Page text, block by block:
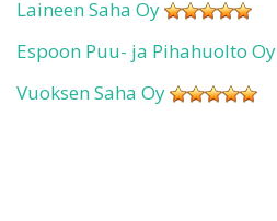
Laineen Saha Oy
Espoon Puu- ja Pihahuolto Oy
Vuoksen Saha Oy